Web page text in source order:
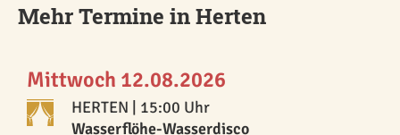
Mehr Termine in Herten
Mittwoch 12.08.2026
HERTEN | 15:00 Uhr
Wasserflöhe-Wasserdisco